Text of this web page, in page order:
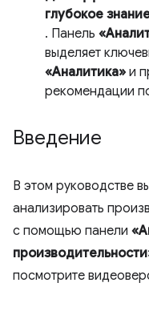
глубокое
. Панель
выделяет
«Аналитика» и
рекомендации
Введение
В этом руководстве
анализировать
с помощью панели
посмотрите